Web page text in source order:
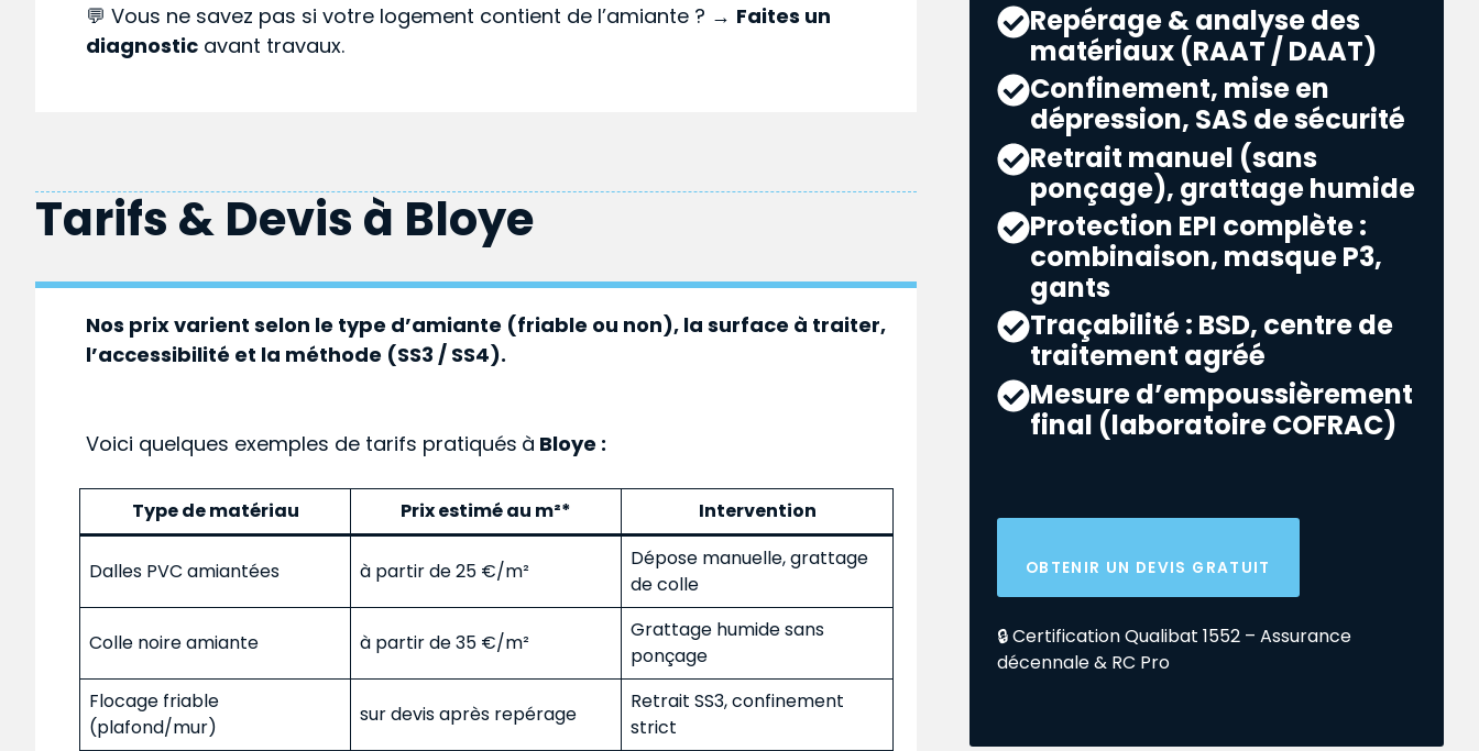
💬 Vous ne savez pas si votre logement contient de l’amiante ? → Faites un
diagnostic avant travaux.
Tarifs & Devis à Bloye
Nos prix varient selon le type d’amiante (friable ou non), la surface à traiter,
l’accessibilité et la méthode (SS3 / SS4).
Voici quelques exemples de tarifs pratiqués à Bloye :
Type de matériau Prix estimé au m²* Intervention
Dalles PVC amiantées à partir de 25 €/m²
Dépose manuelle, grattage
de colle
Colle noire amiante à partir de 35 €/m²
Grattage humide sans
ponçage
Flocage friable
(plafond/mur)
sur devis après repérage
Retrait SS3, confinement
strict
Repérage & analyse des
matériaux (RAAT / DAAT)
Confinement, mise en
dépression, SAS de sécurité
Retrait manuel (sans
ponçage), grattage humide
Protection EPI complète :
combinaison, masque P3,
gants
Traçabilité : BSD, centre de
traitement agréé
Mesure d’empoussièrement
final (laboratoire COFRAC)
OBTENIR UN DEVIS GRATUIT
🔒 Certification Qualibat 1552 – Assurance
décennale & RC Pro